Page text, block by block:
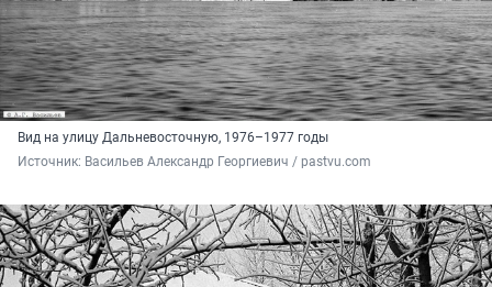
Вид на улицу Дальневосточную, 1976–1977 годы
Источник: Васильев Александр Георгиевич / pastvu.com